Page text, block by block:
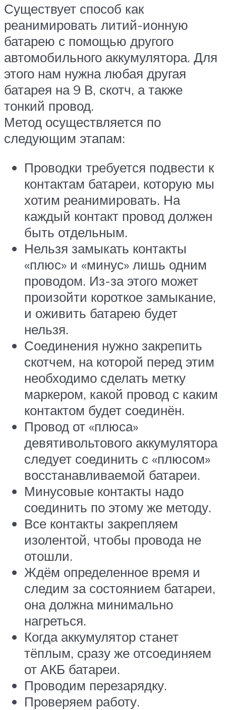
Существует способ как
реанимировать литий-ионную
батарею с помощью другого
автомобильного аккумулятора. Для
этого нам нужна любая другая
батарея на 9 В, скотч, а также
тонкий провод.
Метод осуществляется по
следующим этапам:
Проводки требуется подвести к
контактам батареи, которую мы
хотим реанимировать. На
каждый контакт провод должен
быть отдельным.
Нельзя замыкать контакты
«плюс» и «минус» лишь одним
проводом. Из-за этого может
произойти короткое замыкание,
и оживить батарею будет
нельзя.
Соединения нужно закрепить
скотчем, на которой перед этим
необходимо сделать метку
маркером, какой провод с каким
контактом будет соединён.
Провод от «плюса»
девятивольтового аккумулятора
следует соединить с «плюсом»
восстанавливаемой батареи.
Минусовые контакты надо
соединить по этому же методу.
Все контакты закрепляем
изолентой, чтобы провода не
отошли.
Ждём определенное время и
следим за состоянием батареи,
она должна минимально
нагреться.
Когда аккумулятор станет
тёплым, сразу же отсоединяем
от АКБ батареи.
Проводим перезарядку.
Проверяем работу.